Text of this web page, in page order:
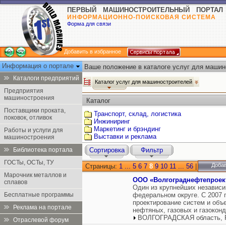
ПЕРВЫЙ МАШИНОСТРОИТЕЛЬНЫЙ ПОРТАЛ
ИНФОРМАЦИОННО-ПОИСКОВАЯ СИСТЕМА
Форма для связи
Добавить в избранное
Информация о портале
Каталоги предприятий
Предприятия
машиностроения
Поставщики проката,
поковок, отливок
Работы и услуги для
машиностроения
Библиотека портала
ГОСТы, ОСТы, ТУ
Марочник металлов и
сплавов
Бесплатные программы
Реклама на портале
Отраслевой форум
Ваше положение в каталоге услуг для
Каталог услуг для машиностроителей
Каталог
Транспорт, склад, логистика
Инжиниринг
Маркетинг и брэндинг
Выставки и реклама
Сортировка
Фильтр
Страницы: 1 ... 5 6 7 8 9 10 11 ... 56
ООО
Один из крупнейших
федеральном округе. С 2007
проектирование систем и
нефтяных, газовых и
ВОЛГОГРАДСКАЯ область,